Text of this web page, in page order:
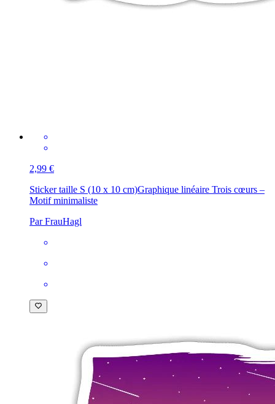
2,99 €
Sticker taille S (10 x 10 cm)Graphique linéaire Trois cœurs –
Motif minimaliste
Par FrauHagl